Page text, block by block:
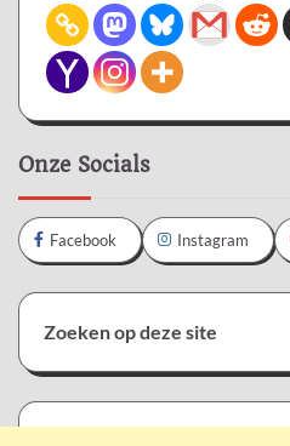
Onze Socials
Facebook Instagram
Zoeken op deze site